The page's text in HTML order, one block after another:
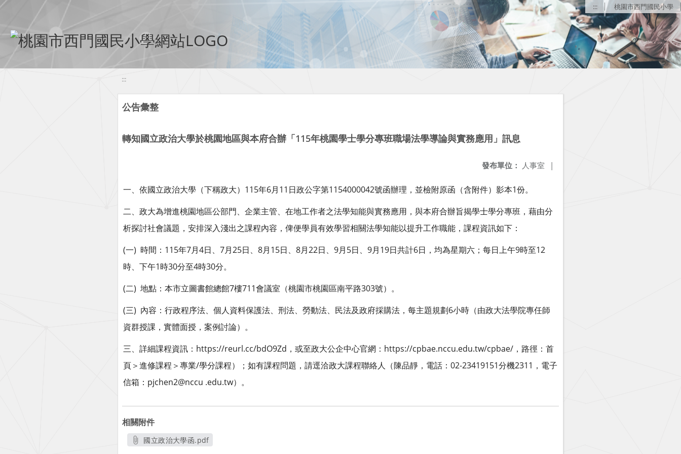
移至網頁之主要內容區位置 ::: 桃園市西門國民小學
:::
公告彙整
轉知國立政治大學於桃園地區與本府合辦「115年桃園學士學分專班職場法學導論與實務應用」訊息
發布單位： 人事室 |
一、依國立政治大學（下稱政大） 115年6月 11 日政公字第1154000042號函辦理，並檢附原函（含附件）影本1份。
二、政大為增進桃園地區公部門、企業主管、在地工作者之法學知能與實務應用，與本府合辦旨揭學士學分專班，藉由分
析探討社會議題，安排深入淺出之課程內容，俾便學員有效學習相關法學知能以提升工作職能，課程資訊如下：
(一) 時間： 115年7月 4日、 7月 25日、 8月 15日、 8月 22日、 9月 5日、 9月 19日共計6日，均為星期六；每日上午9時至12
時、下午1 時30分至4時30分。
(二) 地點：本市立圖書館總館7樓711會議室（桃園市桃園區南平路303號）。
(三) 內容：行政程序法、個人資料保護法、刑法、勞動法、民法及政府採購法，每主題規劃 6小時（由政大法學院專任師
資群授課，實體面授，案例討論）。
三、詳細課程資訊： https://reurl.cc/bdO9Zd ，或至政大公企中心官網： https://cpbae.nccu.edu.tw/cpbae/ ，路徑：首
頁＞進修課程＞專業/學分課程）；如有課程問題，請逕洽政大課程聯絡人（陳品靜，電話： 02-23419151分機2311 ，電子
信箱： pjchen2@nccu .edu.tw）。
相關附件
國立政治大學函.pdf